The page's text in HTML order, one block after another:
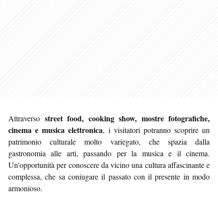
Attraverso street food, cooking show, mostre fotografiche,
cinema e musica elettronica, i visitatori potranno scoprire un
patrimonio culturale molto variegato, che spazia dalla
gastronomia alle arti, passando per la musica e il cinema.
Un’opportunità per conoscere da vicino una cultura affascinante e
complessa, che sa coniugare il passato con il presente in modo
armonioso.